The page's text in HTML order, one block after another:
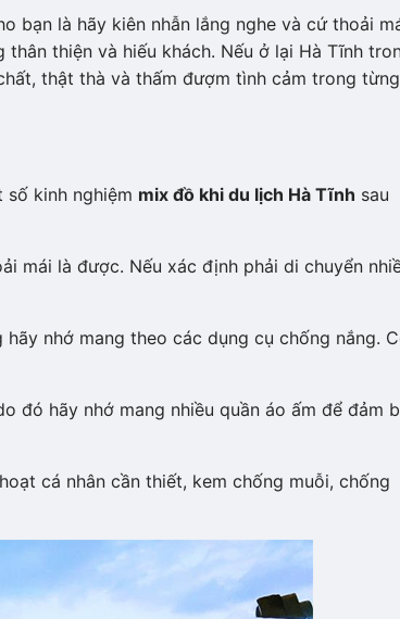
bạn là hãy kiên nhẫn lắng nghe và cứ thoải
thiện và hiếu khách. Nếu ở lại Hà Tĩnh
thật thà và thấm đượm tình cảm trong
kinh nghiệm mix đồ khi du lịch Hà Tĩnh sau
mái là được. Nếu xác định phải di chuyển
nhớ mang theo các dụng cụ chống nắng.
đó hãy nhớ mang nhiều quần áo ấm để đảm
cá nhân cần thiết, kem chống muỗi, chống